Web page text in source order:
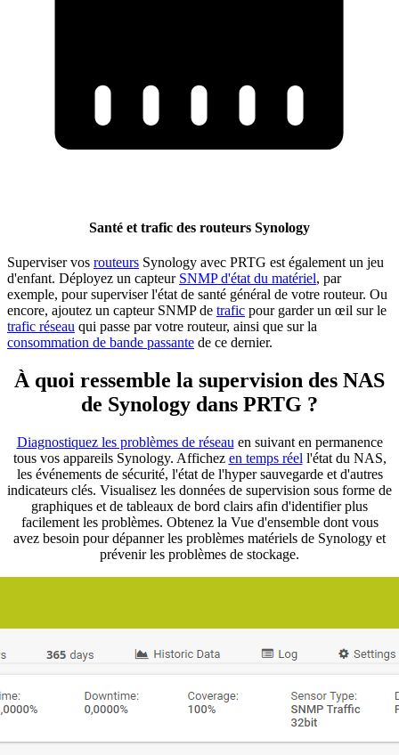
Santé et trafic des routeurs Synology
Superviser vos routeurs Synology avec PRTG est également un jeu
d'enfant. Déployez un capteur SNMP d'état du matériel, par
exemple, pour superviser l'état de santé général de votre routeur. Ou
encore, ajoutez un capteur SNMP de trafic pour garder un œil sur le
trafic réseau qui passe par votre routeur, ainsi que sur la
consommation de bande passante de ce dernier.
À quoi ressemble la supervision des NAS
de Synology dans PRTG ?
Diagnostiquez les problèmes de réseau en suivant en permanence
tous vos appareils Synology. Affichez en temps réel l'état du NAS,
les événements de sécurité, l'état de l'hyper sauvegarde et d'autres
indicateurs clés. Visualisez les données de supervision sous forme de
graphiques et de tableaux de bord clairs afin d'identifier plus
facilement les problèmes. Obtenez la Vue d'ensemble dont vous
avez besoin pour dépanner les problèmes matériels de Synology et
prévenir les problèmes de stockage.